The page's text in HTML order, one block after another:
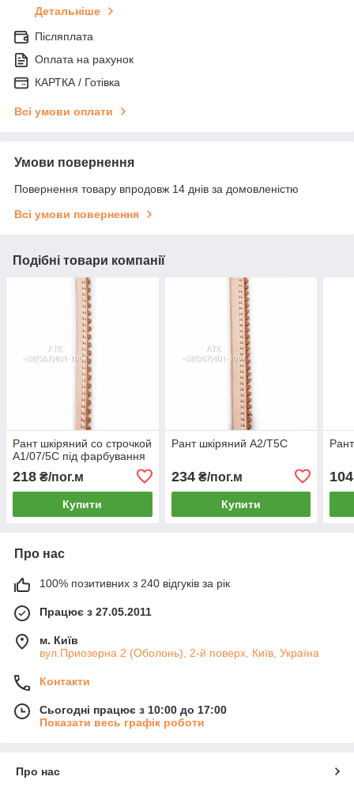
Детальніше
Післяплата
Оплата на рахунок
КАРТКА / Готівка
Всі умови оплати
Умови повернення
Повернення товару впродовж 14 днів за домовленістю
Всі умови повернення
Подібні товари компанії
Рант шкіряний со строчкой
А1/07/5С під фарбування
218 ₴/пог.м
Купити
Рант шкіряний А2/Т5С
234₴/пог.м
Купити
104
Про нас
100% позитивних з 240 відгуків за рік
Працює з 27.05.2011
м. Київ
вул.Приозерна 2 (Оболонь), 2-й поверх, Київ, Україна
Контакти
Сьогодні працює з 10:00 до 17:00
Показати весь графік роботи
Про нас